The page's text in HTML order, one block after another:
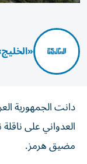
دانت الجمهورية
العدواني على
مضيق هرمز.‏